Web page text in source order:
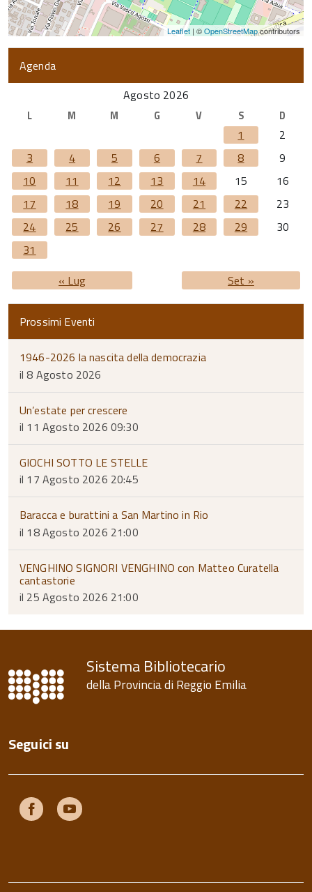
Leaflet | ©OpenStreetMapcontributors
Agenda
Agosto 2026
L M M G V S D
1
2
3
4 5 6 7 8
9
10
11 12 13 14 15
16
17
18 19 20 21 22
23
24
25 26 27 28 29
30
31
« Lug
Set »
Prossimi Eventi
1946-2026 la nascita della democrazia
il 8 Agosto 2026
Un’estate per crescere
il 11 Agosto 2026 09:30
GIOCHI SOTTO LE STELLE
il 17 Agosto 2026 20:45
Baracca e burattini a San Martino in Rio
il 18 Agosto 2026 21:00
VENGHINO SIGNORI VENGHINO con Matteo Curatella
cantastorie
il 25 Agosto 2026 21:00
Sistema Bibliotecario
della Provincia di Reggio Emilia
Seguici su
Facebook